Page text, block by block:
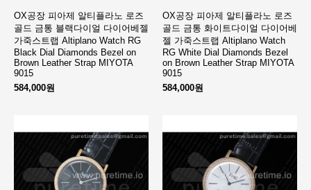
OX공장 피아제 알티플라노 로즈
골드 금통 블랙다이얼 다이어베젤
가죽스트랩 Altiplano Watch RG
Black Dial Diamonds Bezel on
Brown Leather Strap MIYOTA
9015
584,000원
OX공장 피아제 알티플라노 로즈
골드 금통 화이트다이얼 다이어베
젤 가죽스트랩 Altiplano Watch
RG White Dial Diamonds Bezel
on Brown Leather Strap MIYOTA
9015
584,000원